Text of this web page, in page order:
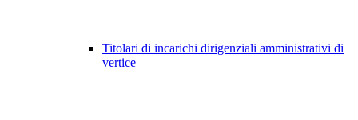
Titolari di incarichi dirigenziali amministrativi di
vertice